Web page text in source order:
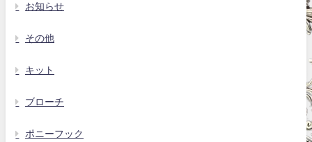
お知らせ
その他
キット
ブローチ
ポニーフック